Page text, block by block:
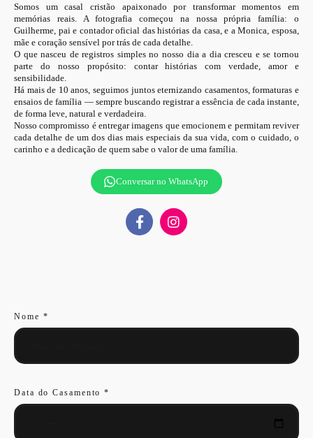
Somos um casal cristão apaixonado por transformar momentos em
memórias reais. A fotografia começou na nossa própria família: o
Guilherme, pai e contador oficial das histórias da casa, e a Monica, esposa,
mãe e coração sensível por trás de cada detalhe.
O que nasceu de registros simples no nosso dia a dia cresceu e se tornou
parte do nosso propósito: contar histórias com verdade, amor e
sensibilidade.
Há mais de 10 anos, seguimos juntos eternizando casamentos, formaturas e
ensaios de família — sempre buscando registrar a essência de cada instante,
de forma leve, natural e verdadeira.
Nosso compromisso é entregar imagens que emocionem e permitam reviver
cada detalhe de um dos dias mais especiais da sua vida, com o cuidado, o
carinho e a dedicação de quem sabe o valor de uma família.
Conversar no WhatsApp
Nome *
Data do Casamento *